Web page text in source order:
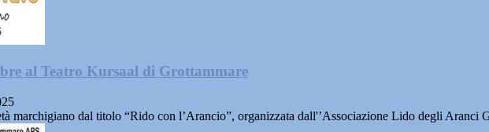
al Teatro Kursaal di Grottammare
marchigiano dal titolo “Rido con l’Arancio”, organizzata dall'’Associazione Lido degli